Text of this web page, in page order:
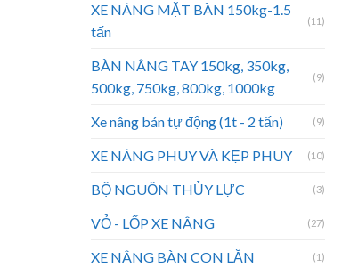
XE NÂNG MẶT BÀN 150kg-1.5
tấn
(11)
BÀN NÂNG TAY 150kg, 350kg,
500kg, 750kg, 800kg, 1000kg
(9)
Xe nâng bán tự động (1t - 2 tấn) (9)
XE NÂNG PHUY VÀ KẸP PHUY (10)
BỘ NGUỒN THỦY LỰC (3)
VỎ - LỐP XE NÂNG (27)
XE NÂNG BÀN CON LĂN (1)